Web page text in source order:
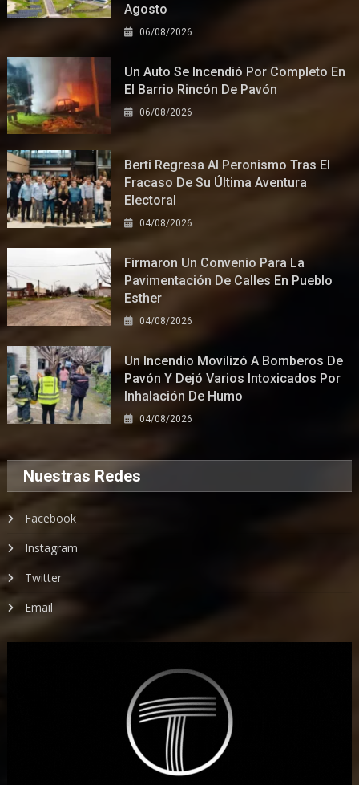
Agosto
06/08/2026
Un Auto Se Incendió Por Completo En
El Barrio Rincón De Pavón
06/08/2026
Berti Regresa Al Peronismo Tras El
Fracaso De Su Última Aventura
Electoral
04/08/2026
Firmaron Un Convenio Para La
Pavimentación De Calles En Pueblo
Esther
04/08/2026
Un Incendio Movilizó A Bomberos De
Pavón Y Dejó Varios Intoxicados Por
Inhalación De Humo
04/08/2026
Nuestras Redes
Facebook
Instagram
Twitter
Email